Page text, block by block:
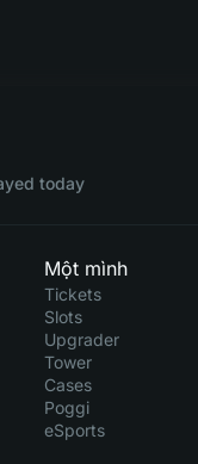
today
Một mình
Tickets
Slots
Upgrader
Tower
Cases
Poggi
eSports